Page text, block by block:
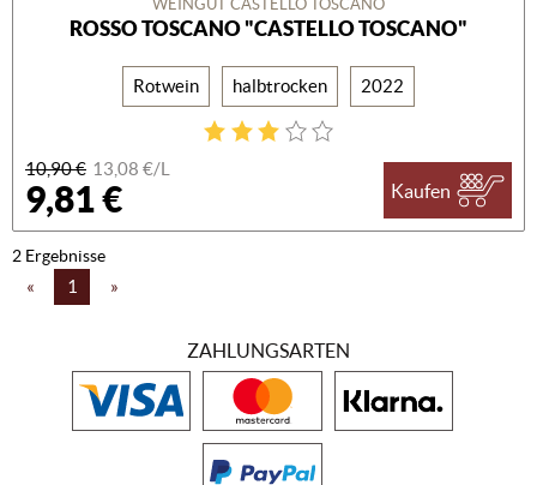
WEINGUT CASTELLO TOSCANO
ROSSO TOSCANO "CASTELLO TOSCANO"
Rotwein halbtrocken 2022
10,90 € 13,08 €/L
9,81 € Kaufen
2 Ergebnisse
« 1 »
ZAHLUNGSARTEN